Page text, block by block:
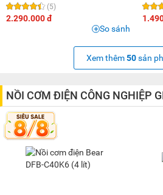
(5)
2.290.000 đ
So sánh
Xem thêm50sản
NỒI CƠM ĐIỆN CÔNG NGHIỆP